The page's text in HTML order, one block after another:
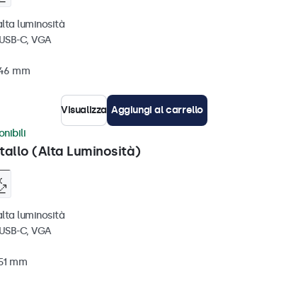
luminosità
C, VGA
mm
Visualizza Aggiungi al carrello
(Alta Luminosità)
luminosità
C, VGA
mm